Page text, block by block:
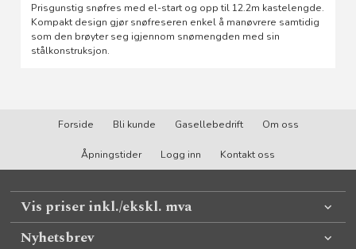
Prisgunstig snøfres med el-start og opp til 12.2m kastelengde.
Kompakt design gjør snøfreseren enkel å manøvrere samtidig
som den brøyter seg igjennom snømengden med sin
stålkonstruksjon.
Forside Bli kunde Gasellebedrift Om oss
Åpningstider Logg inn Kontakt oss
Vis priser inkl./ekskl. mva
Nyhetsbrev